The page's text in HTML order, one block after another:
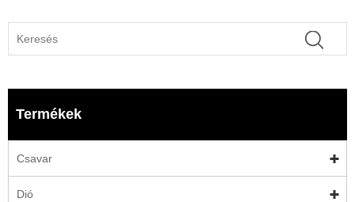
Termékek
Csavar
Dió